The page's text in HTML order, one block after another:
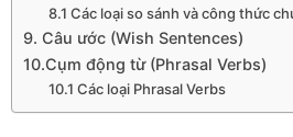
8.1 Các loại so sánh và công thức
9. Câu ước (Wish Sentences)
10.Cụm động từ (Phrasal Verbs)
10.1 Các loại Phrasal Verbs